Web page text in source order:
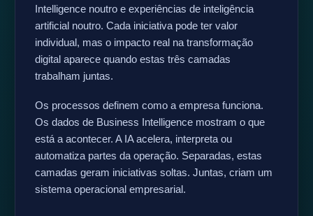
Intelligence noutro e experiências de inteligência
artificial noutro. Cada iniciativa pode ter valor
individual, mas o impacto real na transformação
digital aparece quando estas três camadas
trabalham juntas.
Os processos definem como a empresa funciona.
Os dados de Business Intelligence mostram o que
está a acontecer. A IA acelera, interpreta ou
automatiza partes da operação. Separadas, estas
camadas geram iniciativas soltas. Juntas, criam um
sistema operacional empresarial.